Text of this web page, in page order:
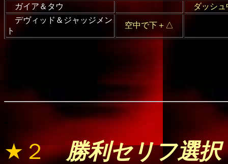
ガイア＆タウ
ダッシュ
デヴィッド＆ジャッジメン
ト
空中で下＋△
★２ 勝利セリフ選択